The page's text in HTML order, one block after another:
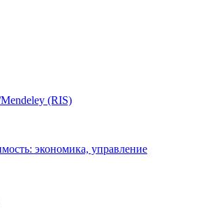
(RIS)
экономика, управление